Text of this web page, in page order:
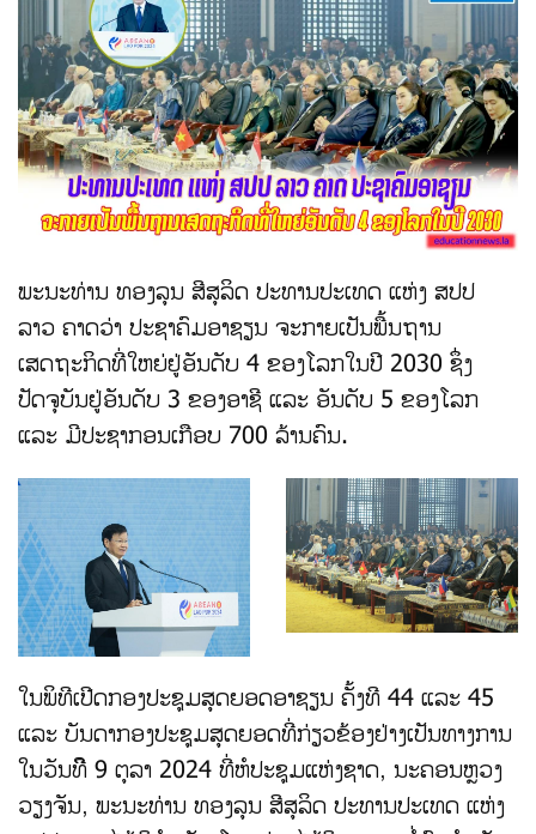
ພະນະທ່ານ ທອງລຸນ ສີສຸລິດ ປະທານປະເທດ ແຫ່ງ ສປປ
ລາວ ຄາດວ່າ ປະຊາຄົມອາຊຽນ ຈະກາຍເປັນພື້ນຖານ
ເສດຖະກິດທີ່ໃຫຍ່ຢູ່ອັນດັບ 4 ຂອງໂລກໃນປີ 2030 ຊຶ່ງ
ປັດຈຸບັນຢູ່ອັນດັບ 3 ຂອງອາຊີ ແລະ ອັນດັບ 5 ຂອງໂລກ
ແລະ ມີປະຊາກອນເກືອບ 700 ລ້ານຄົນ.
ໃນພິທີເປີດກອງປະຊຸມສຸດຍອດອາຊຽນ ຄັ້ງທີ 44 ແລະ 45
ແລະ ບັນດາກອງປະຊຸມສຸດຍອດທີ່ກ່ຽວຂ້ອງຢ່າງເປັນທາງການ
ໃນວັນທິີ 9 ຕຸລາ 2024 ທີ່ຫໍປະຊຸມແຫ່ງຊາດ, ນະຄອນຫຼວງ
ວຽງຈັນ, ພະນະທ່ານ ທອງລຸນ ສີສຸລິດ ປະທານປະເທດ ແຫ່ງ